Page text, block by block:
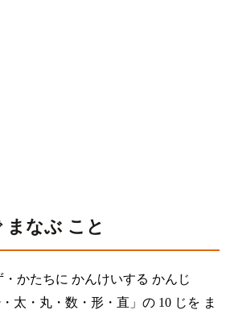
まなぶ こと
かたちに かんけいする かんじ
太・丸・数・形・直」の 10 じを ま